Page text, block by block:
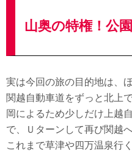
山奥の特権！公
実は今回の旅の目的地は、
関越自動車道をずっと北上
岡によるため少しだけ上越
で、Ｕターンして再び関越へ
これまで草津や四万温泉行